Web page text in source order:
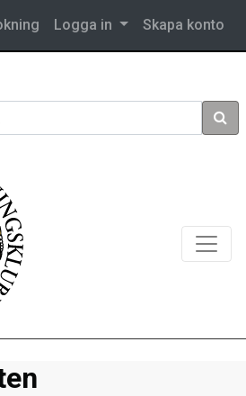
Logga in Skapa konto
Sök